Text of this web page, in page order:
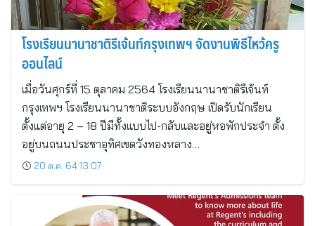
โรงเรียนนานาชาติรีเจ้นท์กรุงเทพฯ จัดงานพิธีไหว้ครู
ออนไลน์
เมื่อวันศุกร์ที่ 15 ตุลาคม 2564 โรงเรียนนานาชาติรีเจ้นท์
กรุงเทพฯ โรงเรียนนานาชาติระบบอังกฤษ เปิดรับนักเรียน
ตั้งแต่อายุ 2 – 18 ปีมีทั้งแบบไป-กลับและอยู่หอพักประจำ ตั้ง
อยู่บนถนนประชาอุทิศเขตวังทองหลาง…
20 ต.ค. 64 13:07